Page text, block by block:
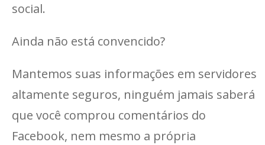
social.
Ainda não está convencido?
Mantemos suas informações em servidores
altamente seguros, ninguém jamais saberá
que você comprou comentários do
Facebook, nem mesmo a própria